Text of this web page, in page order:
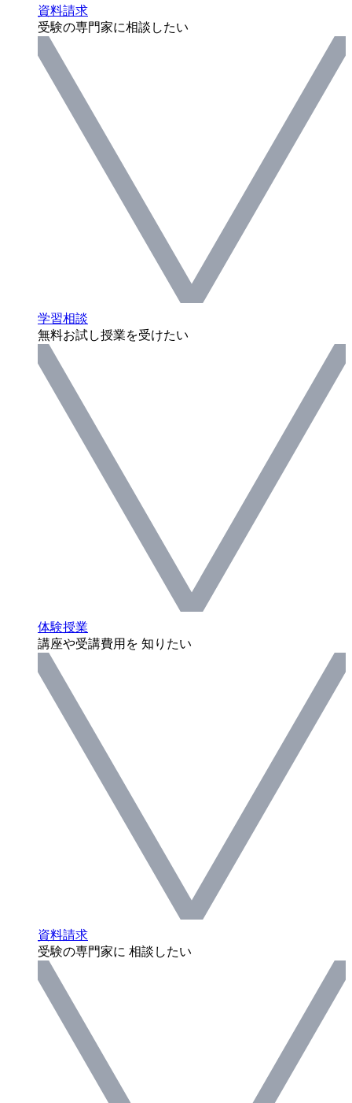
資料請求
受験の専門家に相談したい
学習相談
無料お試し授業を受けたい
体験授業
講座や受講費用を 知りたい
資料請求
受験の専門家に 相談したい